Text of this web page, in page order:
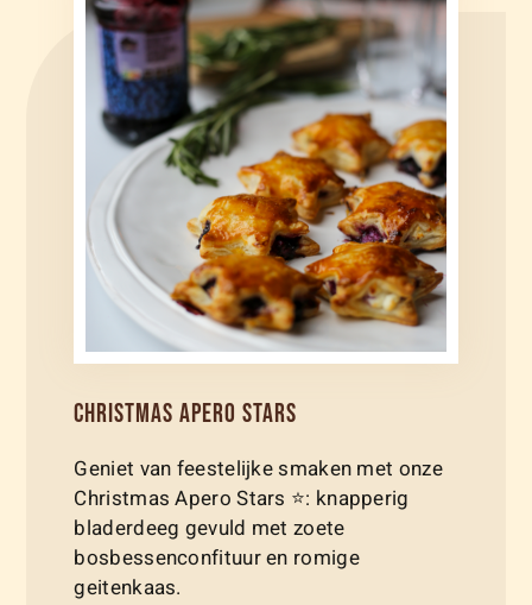
CHRISTMAS APERO STARS
Geniet van feestelijke smaken met onze
Christmas Apero Stars ⭐: knapperig
bladerdeeg gevuld met zoete
bosbessenconfituur en romige
geitenkaas.